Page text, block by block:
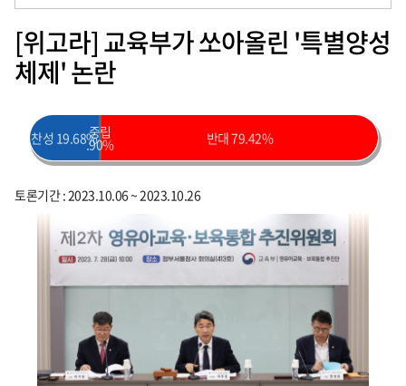
[위고라] 교육부가 쏘아올린 '특별양성
체제' 논란
찬성 19.68%중립
.90% 반대 79.42%
토론기간 : 2023.10.06 ~ 2023.10.26